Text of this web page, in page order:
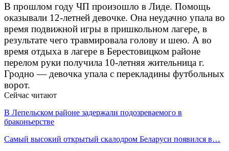
В прошлом году ЧП произошло в Лиде. Помощь
оказывали 12-летней девочке. Она неудачно упала во
время подвижной игры в пришкольном лагере, в
результате чего травмировала голову и шею. А во
время отдыха в лагере в Берестовицком районе
перелом руки получила 10-летняя жительница г.
Гродно — девочка упала с перекладины футбольных
ворот.
Сейчас читают
В Лепельском районе задержали подозреваемого в
браконьерстве
Самый высокий открытый скалодром Беларуси появился в…